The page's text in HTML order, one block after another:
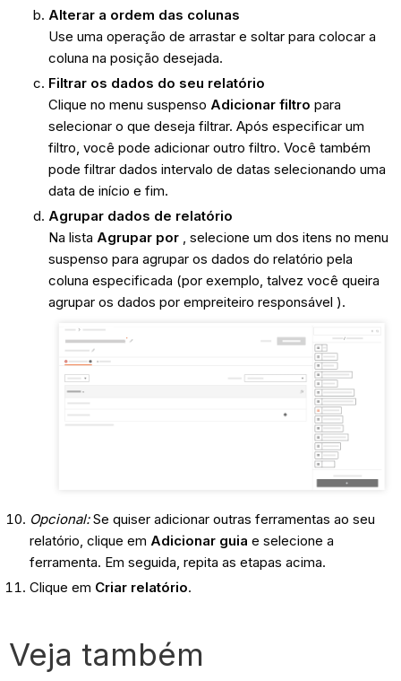
Alterar a ordem das colunas
Use uma operação de arrastar e soltar para colocar a
coluna na posição desejada.
Filtrar os dados do seu relatório
Clique no menu suspenso Adicionar filtro para
selecionar o que deseja filtrar. Após especificar um
filtro, você pode adicionar outro filtro. Você também
pode filtrar dados intervalo de datas selecionando uma
data de início e fim.
Agrupar dados de relatório
Na lista Agrupar por
, selecione um dos itens no menu
suspenso para agrupar os dados do relatório pela
coluna especificada (por exemplo, talvez você queira
agrupar os dados por empreiteiro responsável ).
Opcional:Se quiser adicionar outras ferramentas ao seu
relatório, clique em Adicionar guia e selecione a
ferramenta. Em seguida, repita as etapas acima.
Clique em Criar relatório.
Veja também